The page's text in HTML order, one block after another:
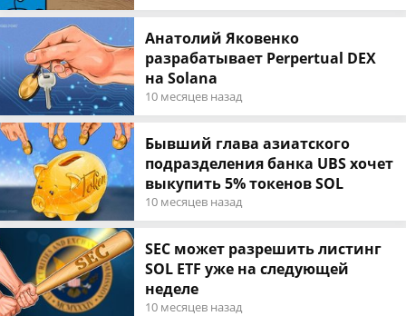
Анатолий Яковенко
разрабатывает Perpertual DEX
на Solana
10 месяцев назад
Бывший глава азиатского
подразделения банка UBS хочет
выкупить 5% токенов SOL
10 месяцев назад
SEC может разрешить листинг
SOL ETF уже на следующей
неделе
10 месяцев назад